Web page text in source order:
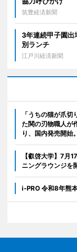
筑豊経済新聞
3年連続甲子園
別ランチ
江戸川経済新聞
「うちの猫が爪
た関の刃物職人が
り、国内発売開始。
【叡啓大学】7月
ニングラウンジを
i-PRO 令和8年熊